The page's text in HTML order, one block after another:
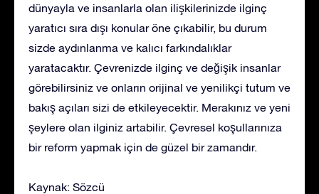
dünyayla ve insanlarla olan ilişkilerinizde ilginç
yaratıcı sıra dışı konular öne çıkabilir, bu durum
sizde aydınlanma ve kalıcı farkındalıklar
yaratacaktır. Çevrenizde ilginç ve değişik insanlar
görebilirsiniz ve onların orijinal ve yenilikçi tutum ve
bakış açıları sizi de etkileyecektir. Merakınız ve yeni
şeylere olan ilginiz artabilir. Çevresel koşullarınıza
bir reform yapmak için de güzel bir zamandır.
Kaynak: Sözcü